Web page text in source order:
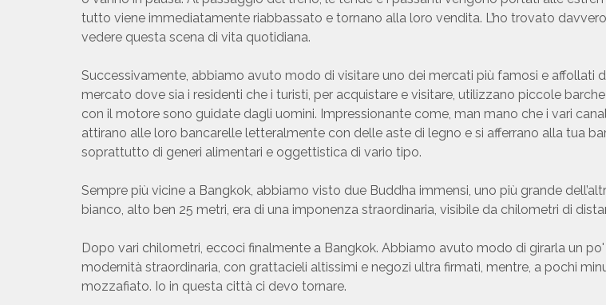
tutto viene immediatamente riabbassato e tornano alla loro vendita. L’ho trovato
vedere questa scena di vita quotidiana.
Successivamente, abbiamo avuto modo di visitare uno dei mercati più famosi e affollati
mercato dove sia i residenti che i turisti, per acquistare e visitare, utilizzano piccole
con il motore sono guidate dagli uomini. Impressionante come, man mano che i vari
attirano alle loro bancarelle letteralmente con delle aste di legno e si afferrano alla tua
soprattutto di generi alimentari e oggettistica di vario tipo.
Sempre più vicine a Bangkok, abbiamo visto due Buddha immensi, uno più grande
bianco, alto ben 25 metri, era di una imponenza straordinaria, visibile da chilometri di
Dopo vari chilometri, eccoci finalmente a Bangkok. Abbiamo avuto modo di girarla un
modernità straordinaria, con grattacieli altissimi e negozi ultra firmati, mentre, a pochi
mozzafiato. Io in questa città ci devo tornare.